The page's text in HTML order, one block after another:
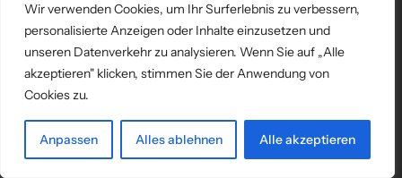
Wir verwenden Cookies, um Ihr Surferlebnis zu verbessern,
personalisierte Anzeigen oder Inhalte einzusetzen und
unseren Datenverkehr zu analysieren. Wenn Sie auf „Alle
akzeptieren" klicken, stimmen Sie der Anwendung von
Cookies zu.
Anpassen Alles ablehnen Alle akzeptieren